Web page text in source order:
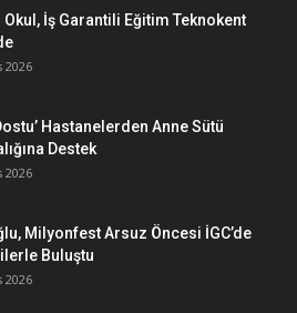
İş Garantili Eğitim Teknokent
2026
Hastanelerden Anne Sütü
Destek
2026
Milyonfest Arsuz Öncesi İGC’de
Buluştu
2026